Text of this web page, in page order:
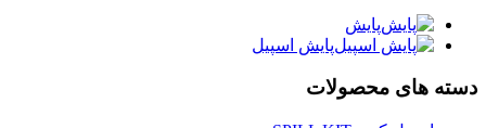
پایش
پایش اسپیل
دسته های محصولات